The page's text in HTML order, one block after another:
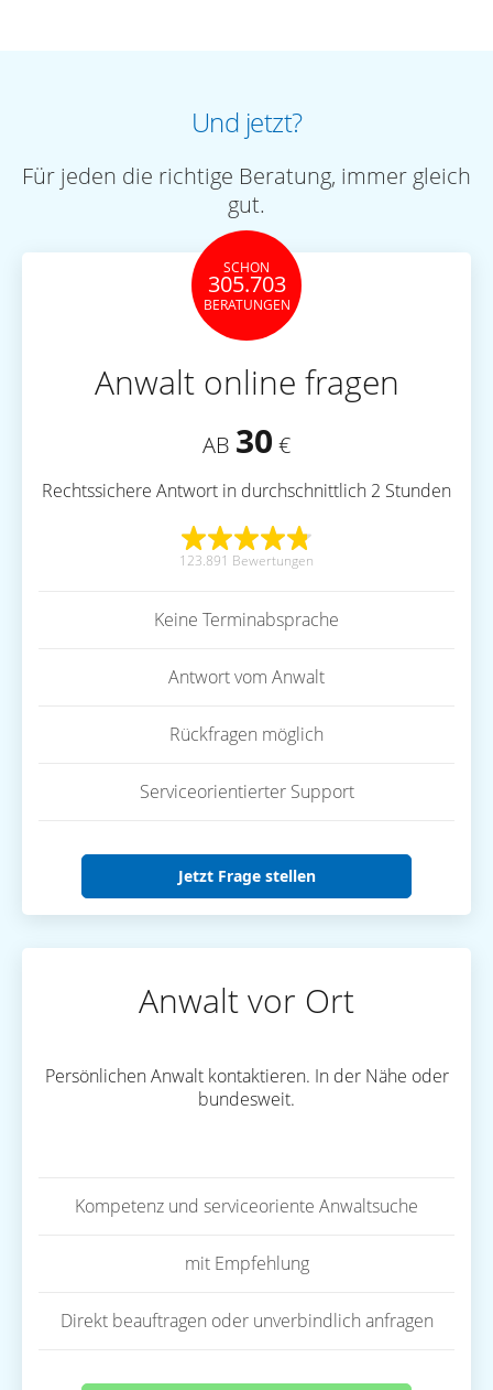
Und jetzt?
Für jeden die richtige Beratung, immer gleich
gut.
SCHON
305.703
BERATUNGEN
Anwalt online fragen
AB 30 €
Rechtssichere Antwort in durchschnittlich 2 Stunden
123.891 Bewertungen
Keine Terminabsprache
Antwort vom Anwalt
Rückfragen möglich
Serviceorientierter Support
Jetzt Frage stellen
Anwalt vor Ort
Persönlichen Anwalt kontaktieren. In der Nähe oder
bundesweit.
Kompetenz und serviceoriente Anwaltsuche
mit Empfehlung
Direkt beauftragen oder unverbindlich anfragen